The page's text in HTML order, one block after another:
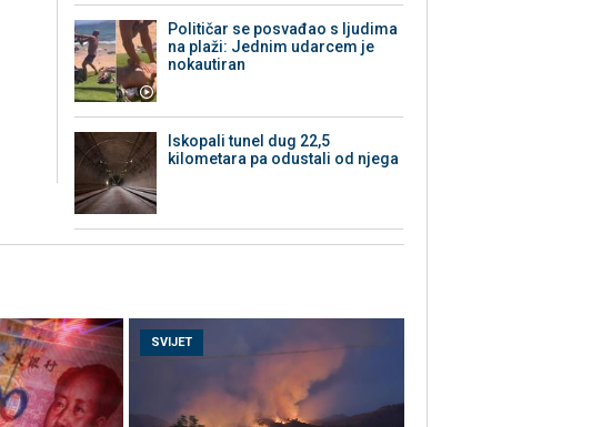
Političar se posvađao s ljudima
na plaži: Jednim udarcem je
nokautiran
Iskopali tunel dug 22,5
kilometara pa odustali od njega
SVIJET